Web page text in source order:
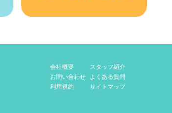
会社概要
スタッフ紹介
お問い合わせ
よくある質問
利用規約
サイトマップ